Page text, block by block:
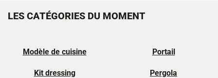
LES CATÉGORIES DU MOMENT
Modèle de cuisine Portail
Kit dressing Pergola